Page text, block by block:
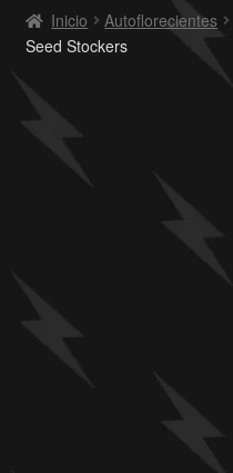
Inicio Autoflorecientes
Seed Stockers